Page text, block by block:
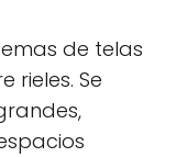
de telas
rieles. Se